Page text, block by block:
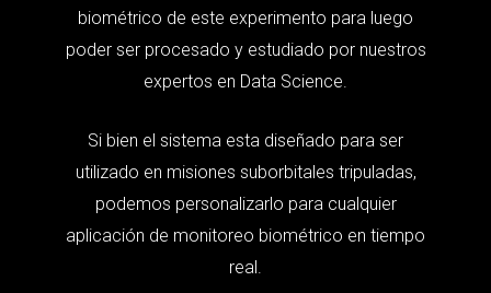
biométrico de este experimento para luego
poder ser procesado y estudiado por nuestros
expertos en Data Science.
Si bien el sistema esta diseñado para ser
utilizado en misiones suborbitales tripuladas,
podemos personalizarlo para cualquier
aplicación de monitoreo biométrico en tiempo
real.